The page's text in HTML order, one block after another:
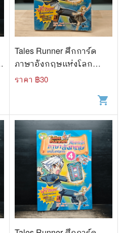
Tales Runner ศึกการ์ด
ภาษาอังกฤษแห่งโลก
นิทาน 4
ราคา ฿30
shopping_cart